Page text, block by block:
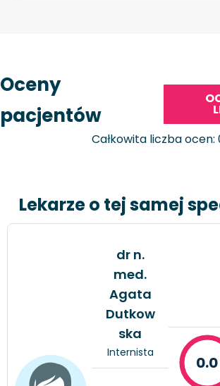
Oceny
pacjentów
Całkowita liczba ocen:
Lekarze o tej samej
dr n.
med.
Agata
Dutkow
ska
Internista
0.0